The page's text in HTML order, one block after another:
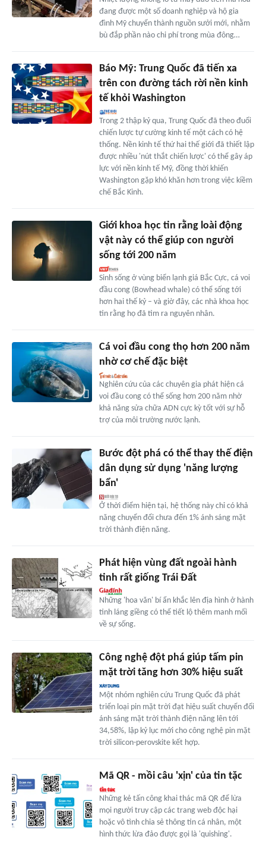
đang được một số doanh nghiệp và hộ gia
đình Mỹ chuyển thành nguồn sưởi mới, nhằm
bù đắp phần nào chi phí trong mùa đông…
Báo Mỹ: Trung Quốc đã tiến xa
trên con đường tách rời nền kinh
tế khỏi Washington
Trong 2 thập kỷ qua, Trung Quốc đã theo đuổi
chiến lược tự cường kinh tế một cách có hệ
thống. Nền kinh tế thứ hai thế giới đã thiết lập
được nhiều 'nút thắt chiến lược' có thể gây áp
lực với nền kinh tế Mỹ, đồng thời khiến
Washington gặp khó khăn hơn trong việc kiềm
chế Bắc Kinh.
Giới khoa học tin rằng loài động
vật này có thể giúp con người
sống tới 200 năm
Sinh sống ở vùng biển lạnh giá Bắc Cực, cá voi
đầu cong (Bowhead whale) có thể sống tới
hơn hai thế kỷ – và giờ đây, các nhà khoa học
tin rằng họ đã tìm ra nguyên nhân.
Cá voi đầu cong thọ hơn 200 năm
nhờ cơ chế đặc biệt
Nghiên cứu của các chuyên gia phát hiện cá
voi đầu cong có thể sống hơn 200 năm nhờ
khả năng sửa chữa ADN cực kỳ tốt với sự hỗ
trợ của môi trường nước lạnh.
Bước đột phá có thể thay thế điện
dân dụng sử dụng 'năng lượng
bẩn'
Ở thời điểm hiện tại, hệ thống này chỉ có khả
năng chuyển đổi chưa đến 1% ánh sáng mặt
trời thành điện năng.
Phát hiện vùng đất ngoài hành
tinh rất giống Trái Đất
Những 'hoa văn' bí ẩn khắc lên địa hình ở hành
tinh láng giềng có thể tiết lộ thêm manh mối
về sự sống.
Công nghệ đột phá giúp tấm pin
mặt trời tăng hơn 30% hiệu suất
Một nhóm nghiên cứu Trung Quốc đã phát
triển loại pin mặt trời đạt hiệu suất chuyển đổi
ánh sáng mặt trời thành điện năng lên tới
34,58%, lập kỷ lục mới cho công nghệ pin mặt
trời silicon-perovskite kết hợp.
Mã QR - mồi câu 'xịn' của tin tặc
Những kẻ tấn công khai thác mã QR để lừa
mọi người truy cập các trang web độc hại
hoặc vô tình chia sẻ thông tin cá nhân, một
hình thức lừa đảo được gọi là 'quishing'.